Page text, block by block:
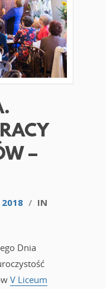
–
2018 / IN
Dnia
V Liceum